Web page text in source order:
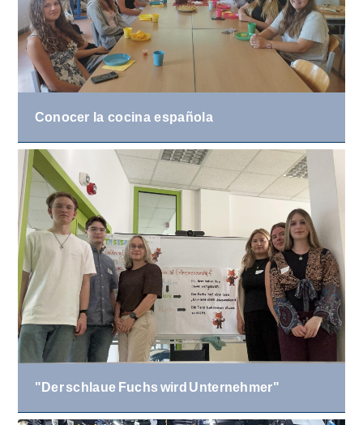
Conocer la cocina española
"Der schlaue Fuchs wird Unternehmer"